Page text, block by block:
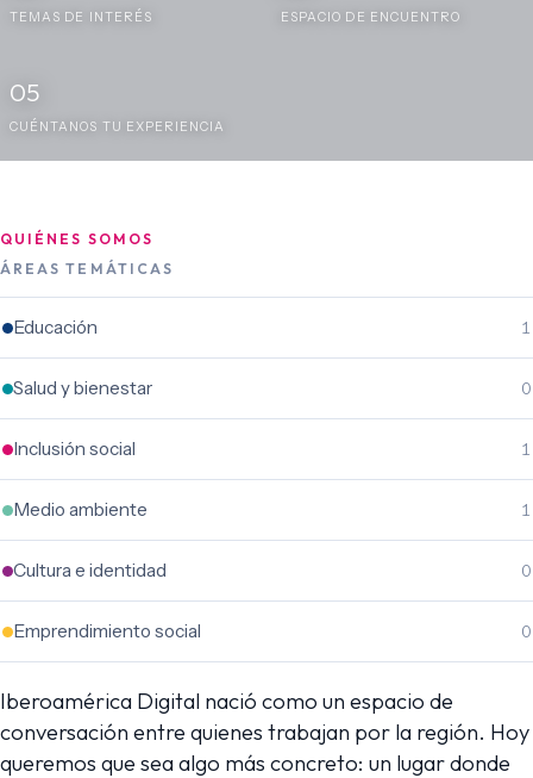
TEMAS DE INTERÉS ESPACIO DE ENCUENTRO
05
CUÉNTANOS TU EXPERIENCIA
QUIÉNES SOMOS
ÁREAS TEMÁTICAS
Educación 1
Salud y bienestar 0
Inclusión social 1
Medio ambiente 1
Cultura e identidad 0
Emprendimiento social 0
Iberoamérica Digital nació como un espacio de
conversación entre quienes trabajan por la región. Hoy
queremos que sea algo más concreto: un lugar donde